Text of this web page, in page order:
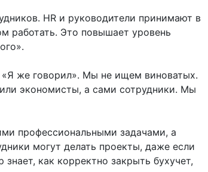
HR и руководители принимают в
работать. Это повышает уровень
«Я же говорил». Мы не ищем виноватых.
экономисты, а сами сотрудники. Мы
профессиональными задачами, а
могут делать проекты, даже если
как корректно закрыть бухучет,